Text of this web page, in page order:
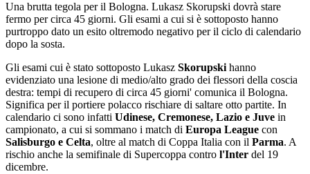
Una brutta tegola per il Bologna. Lukasz Skorupski dovrà stare
fermo per circa 45 giorni. Gli esami a cui si è sottoposto hanno
purtroppo dato un esito oltremodo negativo per il ciclo di calendario
dopo la sosta.
Gli esami cui è stato sottoposto Lukasz Skorupski hanno
evidenziato una lesione di medio/alto grado dei flessori della coscia
destra: tempi di recupero di circa 45 giorni' comunica il Bologna.
Significa per il portiere polacco rischiare di saltare otto partite. In
calendario ci sono infatti Udinese, Cremonese, Lazio e Juve in
campionato, a cui si sommano i match di Europa League con
Salisburgo e Celta, oltre al match di Coppa Italia con il Parma. A
rischio anche la semifinale di Supercoppa contro l'Inter del 19
dicembre.